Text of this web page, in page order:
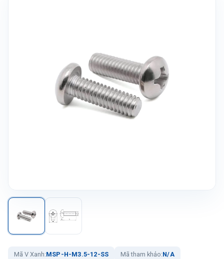
Mã V Xanh:MSP-H-M3.5-12-SS Mã tham khảo:N/A